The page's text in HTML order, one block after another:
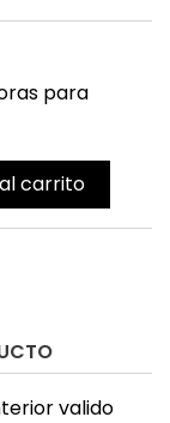
para
carrito
valido